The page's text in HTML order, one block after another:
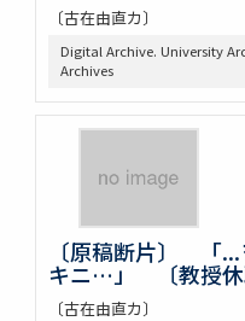
〔古在由直カ〕
Digital Archive. University
Archives
〔原稿断片〕 「
キニ…」 〔教授休
〔古在由直カ〕